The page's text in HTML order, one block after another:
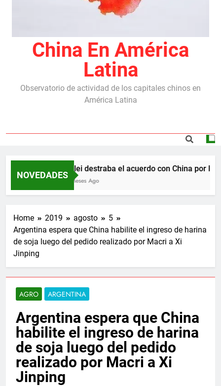
China En América
Latina
Observatorio de actividad de los capitales chinos en
América Latina
NOVEDADES
Milei destraba el acuerdo con China por las
5 Meses Ago
Home 2019 agosto
5
Argentina espera que China habilite el ingreso de harina
de soja luego del pedido realizado por Macri a Xi
Jinping
AGRO ARGENTINA
Argentina espera que China
habilite el ingreso de harina
de soja luego del pedido
realizado por Macri a Xi
Jinping